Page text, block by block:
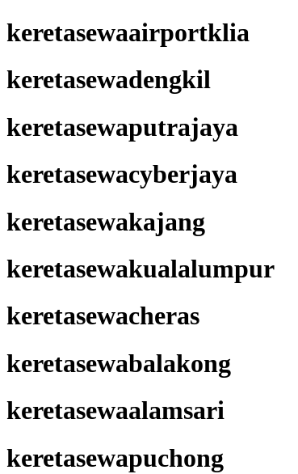
keretasewaairportklia
keretasewadengkil
keretasewaputrajaya
keretasewacyberjaya
keretasewakajang
keretasewakualalumpur
keretasewacheras
keretasewabalakong
keretasewaalamsari
keretasewapuchong